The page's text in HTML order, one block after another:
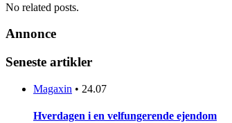
No related posts.
Annonce
Seneste artikler
Magaxin • 24.07
Hverdagen i en velfungerende ejendom